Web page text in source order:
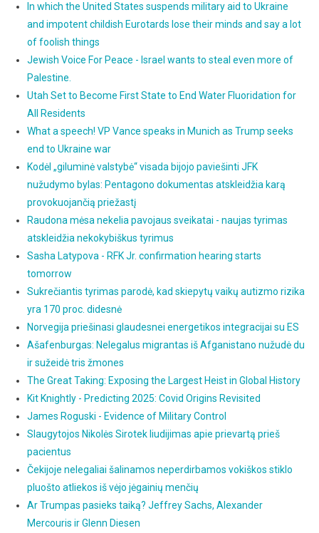
In which the United States suspends military aid to Ukraine
and impotent childish Eurotards lose their minds and say a lot
of foolish things
Jewish Voice For Peace - Israel wants to steal even more of
Palestine.
Utah Set to Become First State to End Water Fluoridation for
All Residents
What a speech! VP Vance speaks in Munich as Trump seeks
end to Ukraine war
Kodėl „giluminė valstybė“ visada bijojo paviešinti JFK
nužudymo bylas: Pentagono dokumentas atskleidžia karą
provokuojančią priežastį
Raudona mėsa nekelia pavojaus sveikatai - naujas tyrimas
atskleidžia nekokybiškus tyrimus
Sasha Latypova - RFK Jr. confirmation hearing starts
tomorrow
Sukrečiantis tyrimas parodė, kad skiepytų vaikų autizmo rizika
yra 170 proc. didesnė
Norvegija priešinasi glaudesnei energetikos integracijai su ES
Ašafenburgas: Nelegalus migrantas iš Afganistano nužudė du
ir sužeidė tris žmones
The Great Taking: Exposing the Largest Heist in Global History
Kit Knightly - Predicting 2025: Covid Origins Revisited
James Roguski - Evidence of Military Control
Slaugytojos Nikolės Sirotek liudijimas apie prievartą prieš
pacientus
Čekijoje nelegaliai šalinamos neperdirbamos vokiškos stiklo
pluošto atliekos iš vėjo jėgainių menčių
Ar Trumpas pasieks taiką? Jeffrey Sachs, Alexander
Mercouris ir Glenn Diesen